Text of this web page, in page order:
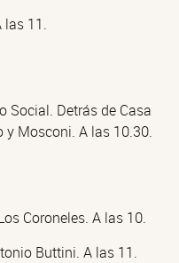
las 11.
Social. Detrás de Casa
y Mosconi. A las 10.30.
Coroneles. A las 10.
Buttini. A las 11.